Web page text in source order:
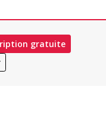
gratuite